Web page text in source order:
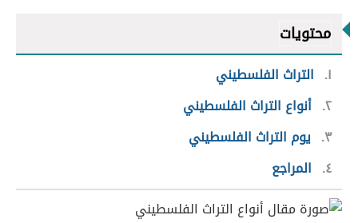
محتويات
١
التراث الفلسطيني
٢ أنواع التراث الفلسطيني
٣ يوم التراث الفلسطيني
٤
المراجع